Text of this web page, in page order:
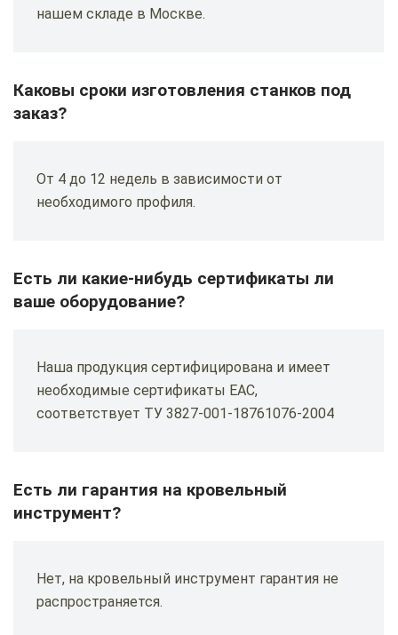
нашем складе в Москве.
Каковы сроки изготовления станков под
заказ?
От 4 до 12 недель в зависимости от
необходимого профиля.
Есть ли какие-нибудь сертификаты ли
ваше оборудование?
Наша продукция сертифицирована и имеет
необходимые сертификаты ЕАС,
соответствует ТУ 3827-001-18761076-2004
Есть ли гарантия на кровельный
инструмент?
Нет, на кровельный инструмент гарантия не
распространяется.